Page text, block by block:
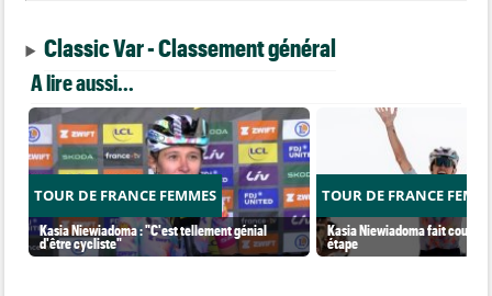
Classic Var - Classement général
A lire aussi...
TOUR DE FRANCE FEMMES
Kasia Niewiadoma : "C'est tellement génial
d'être cycliste"
TOUR DE FRANCE
Kasia Niewiadoma fait coup
étape